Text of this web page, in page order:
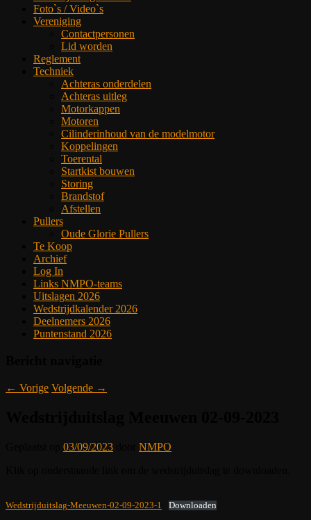
Foto`s / Video`s
Vereniging
Contactpersonen
Lid worden
Reglement
Techniek
Achteras onderdelen
Achteras uitleg
Motorkappen
Motoren
Cilinderinhoud van de modelmotor
Koppelingen
Toerental
Startkist bouwen
Storing
Brandstof
Afstellen
Pullers
Oude Glorie Pullers
Te Koop
Archief
Log In
Links NMPO-teams
Uitslagen 2026
Wedstrijdkalender 2026
Deelnemers 2026
Puntenstand 2026
← Vorige Volgende →
03/09/2023
NMPO
Wedstrijduitslag-Meeuwen-02-09-2023-1 Downloaden